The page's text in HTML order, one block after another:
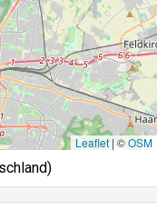
Leaflet | ©OSM